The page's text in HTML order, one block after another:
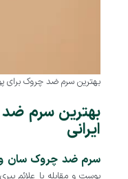
بهترین سرم ضد چروک
بهترین سرم
ایرانی
سرم ضد چروک سان